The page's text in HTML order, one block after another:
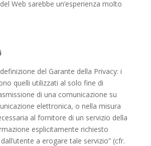
Web sarebbe un’esperienza molto
del Garante della Privacy: i
quelli utilizzati al solo fine di
di una comunicazione su
elettronica, o nella misura
al fornitore di un servizio della
esplicitamente richiesto
a erogare tale servizio” (cfr.